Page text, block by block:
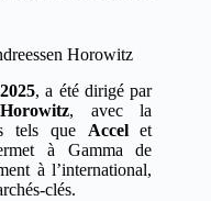
Horowitz
, a été dirigé par
, avec la
tels que Accelet
à Gamma de
à l’international,
clés.